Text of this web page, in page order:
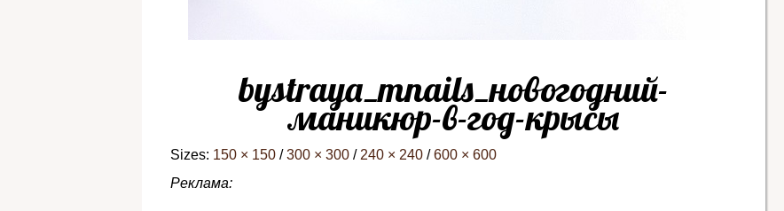
bystraya_mnails_новогодний-
маникюр-в-год-крысы
Sizes: 150 × 150 / 300 × 300 / 240 × 240 / 600 × 600
Реклама: